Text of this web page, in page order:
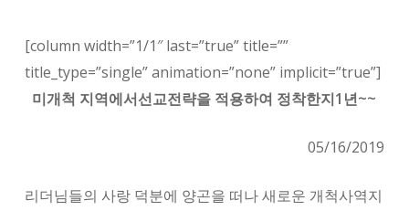
[column width=”1/1″ last=”true” title=””
title_type=”single” animation=”none” implicit=”true”]
미개척 지역에서선교전략을 적용하여 정착한지1년~~
05/16/2019
리더님들의 사랑 덕분에 양곤을 떠나 새로운 개척사역지